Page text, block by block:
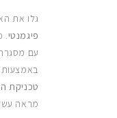
גלו את
פיגמנטי.
עם
טכניקת
מראה